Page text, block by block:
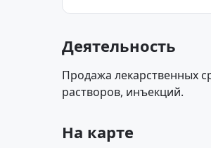
Деятельность
Продажа лекарственных
растворов, инъекций.
На карте